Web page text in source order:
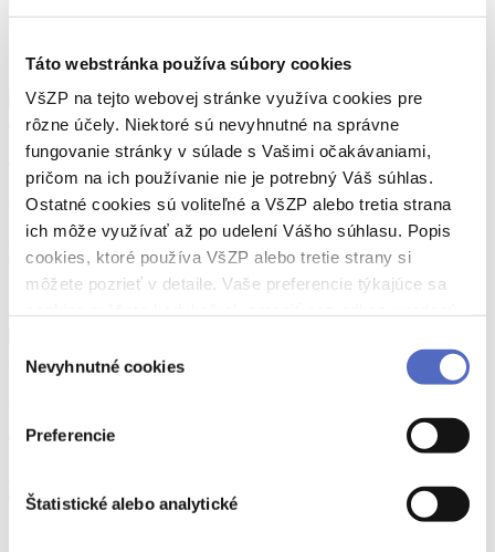
Táto webstránka používa súbory cookies
VšZP na tejto webovej stránke využíva cookies pre
rôzne účely. Niektoré sú nevyhnutné na správne
fungovanie stránky v súlade s Vašimi očakávaniami,
pričom na ich používanie nie je potrebný Váš súhlas.
Ostatné cookies sú voliteľné a VšZP alebo tretia strana
ich môže využívať až po udelení Vášho súhlasu. Popis
cookies, ktoré používa VšZP alebo tretie strany si
môžete pozrieť v detaile. Vaše preferencie týkajúce sa
súhlasu
Nevyhnutné cookies
Preferencie
Štatistické alebo analytické
InBody: Zistite, čo sa skrýva pod číslom na váhe
21.05.2025
VšZP deti
Zaujalo nás
Slovenský unikát: zrakovo znevýhodnené deti a dospelí zažijú film v kine
ako nikdy predtým
Aktuality
zdravie